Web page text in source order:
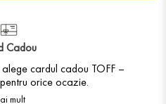
Cadou
cardul cadou TOFF –
orice ocazie.
mult